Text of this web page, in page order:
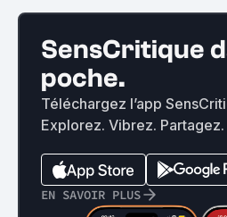
SensCritique
poche.
Téléchargez l’app
Explorez. Vibrez. Partagez.
EN SAVOIR PLUS